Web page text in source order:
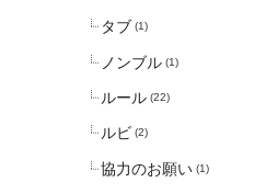
タブ (1)
ノンブル (1)
ルール (22)
ルビ (2)
協力のお願い (1)